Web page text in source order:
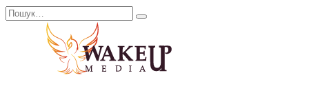
Перейти
Search